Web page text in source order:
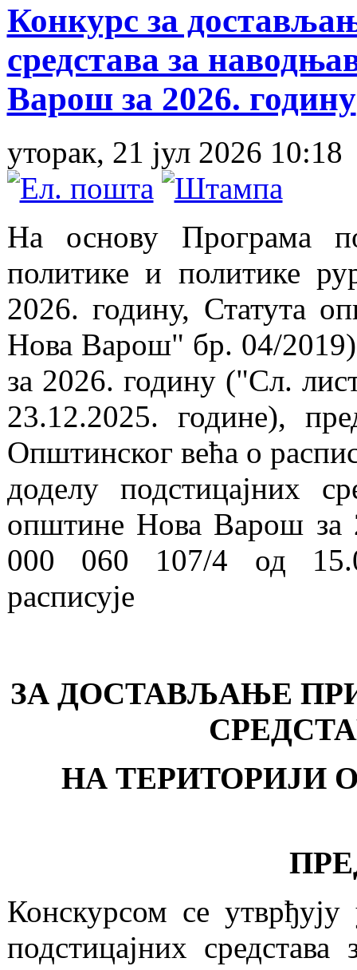
Конкурс за
средстава за
Варош за 2026. годину
уторак, 21 јул 2026 10:18
На основу Програма
политике и политике
2026. годину, Статута
Нова Варош" бр. 04/
за 2026. годину ("Сл.
23.12.2025. године),
Општинског већа о
доделу подстицајних
општине Нова Варош за
000 060 107/4 од
расписује
ЗА ДОСТАВЉАЊЕ
НА ТЕРИТОРИЈИ
Конскурсом се
подстицајних